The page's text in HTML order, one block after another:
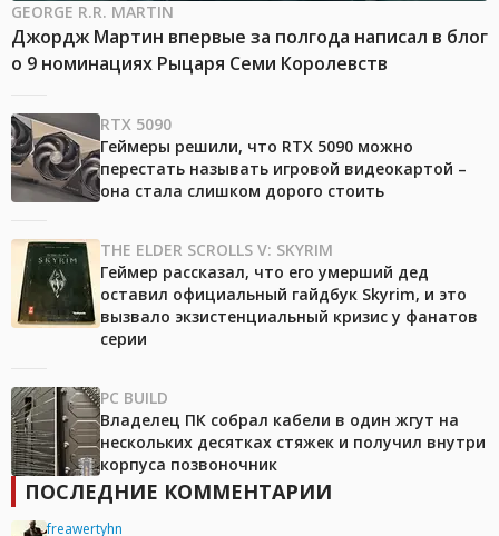
GEORGE R.R. MARTIN
Джордж Мартин впервые за полгода написал в блог
о 9 номинациях Рыцаря Семи Королевств
RTX 5090
Геймеры решили, что RTX 5090 можно
перестать называть игровой видеокартой –
она стала слишком дорого стоить
THE ELDER SCROLLS V: SKYRIM
Геймер рассказал, что его умерший дед
оставил официальный гайдбук Skyrim, и это
вызвало экзистенциальный кризис у фанатов
серии
PC BUILD
Владелец ПК собрал кабели в один жгут на
нескольких десятках стяжек и получил внутри
корпуса позвоночник
ПОСЛЕДНИЕ КОММЕНТАРИИ
freawertyhn